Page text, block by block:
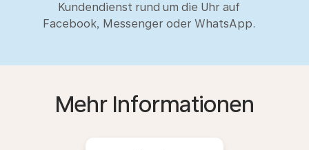
Kundendienst rund um die Uhr auf
Facebook, Messenger oder WhatsApp.
Mehr Informationen